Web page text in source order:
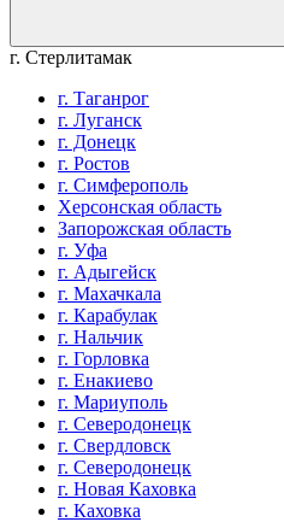
г. Стерлитамак
г. Таганрог
г. Луганск
г. Донецк
г. Ростов
г. Симферополь
Херсонская область
Запорожская область
г. Уфа
г. Адыгейск
г. Махачкала
г. Карабулак
г. Нальчик
г. Горловка
г. Енакиево
г. Мариуполь
г. Северодонецк
г. Свердловск
г. Северодонецк
г. Новая Каховка
г. Каховка